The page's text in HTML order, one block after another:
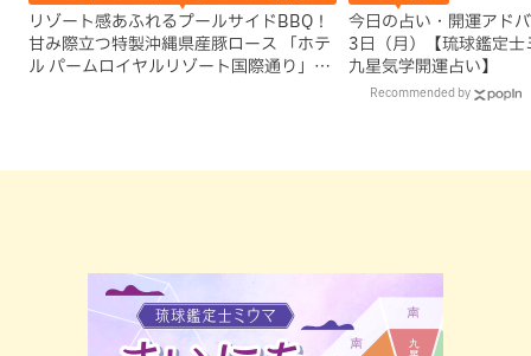
リゾート感あふれるプールサイドBBQ！
甘み際立つ特製沖縄県産豚ロース 「ホテ
ル パームロイヤルリゾート国際通り」
今日の占い・開運アド
3日（月）【琉球鑑定士
九星気学開運占い】
Recommended by